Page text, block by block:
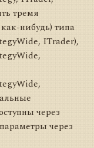
тремя
нибудь) типа
ITrader),
через
через